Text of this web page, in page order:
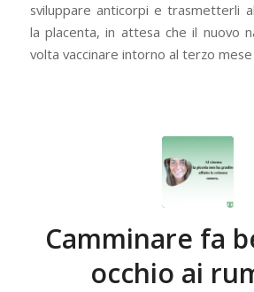
sviluppare anticorpi e trasmetterli
la placenta, in attesa che il nuovo
volta vaccinare intorno al terzo mese
Camminare fa
occhio ai